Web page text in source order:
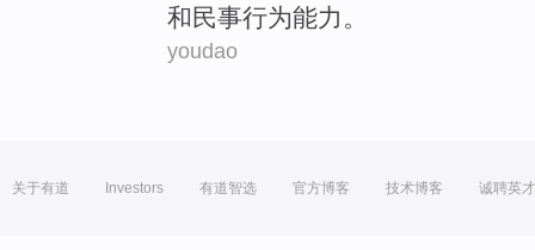
和 民事行为能力。
youdao
关于有道 Investors 有道智选 官方博客 技术博客 诚聘英才